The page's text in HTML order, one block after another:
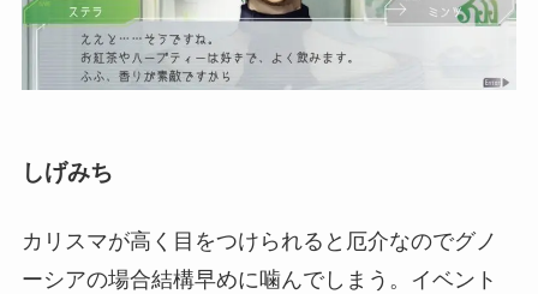
しげみち
カリスマが高く目をつけられると厄介なのでグノ
ーシアの場合結構早めに噛んでしまう。イベント